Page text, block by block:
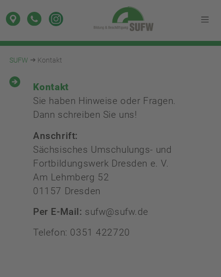
SUFW Kontakt
Kontakt
Sie haben Hinweise oder Fragen.
Dann schreiben Sie uns!
Anschrift:
Sächsisches Umschulungs- und
Fortbildungswerk Dresden e. V.
Am Lehmberg 52
01157 Dresden
Per E-Mail: sufw@sufw.de
Telefon: 0351 422720